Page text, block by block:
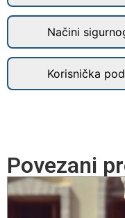
Načini
Korisnička
Povezani